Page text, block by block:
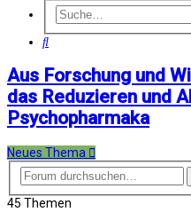
Suche
Aus Forschung und
das Reduzieren und
Psychopharmaka
Neues Thema
45 Themen